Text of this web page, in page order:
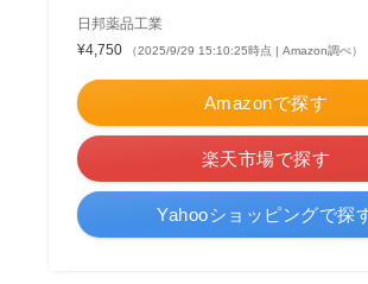
日邦薬品工業
¥4,750
（2025/9/29 15:10:25時点 | Amazon調べ）
Amazonで探す
楽天市場で探す
Yahooショッピングで探